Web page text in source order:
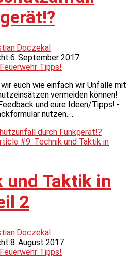
Doczekal
6. September 2017
Feuerwehr Tipps!
euch wie einfach wir Unfälle mit
vermeiden können!
und eure Ideen/Tipps! -
nutzen.…
durch Funkgerät!?
und Taktik in
2
Doczekal
8. August 2017
Feuerwehr Tipps!